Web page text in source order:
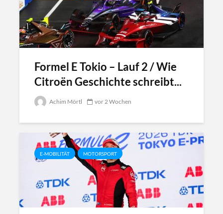
Formel E Tokio – Lauf 2 / Wie
Citroën Geschichte schreibt...
Achim Mörtl vor 2 Wochen
E-MOBILITÄT MOTORSPORT